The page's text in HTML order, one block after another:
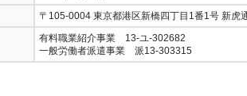
〒105-0004 東京都港区新橋四丁目1番1号 新虎
有料職業紹介事業 13-ユ-302682
一般労働者派遣事業 派13-303315